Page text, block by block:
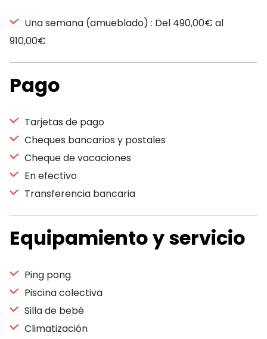
Una semana (amueblado) : Del 490,00€ al
910,00€
Pago
Tarjetas de pago
Cheques bancarios y postales
Cheque de vacaciones
En efectivo
Transferencia bancaria
Equipamiento y servicio
Ping pong
Piscina colectiva
Silla de bebé
Climatización